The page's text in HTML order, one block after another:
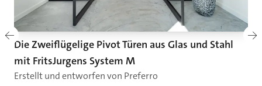
Die Zweiflügelige Pivot Türen aus Glas und Stahl
mit FritsJurgens System M
Erstellt und entworfen von Preferro